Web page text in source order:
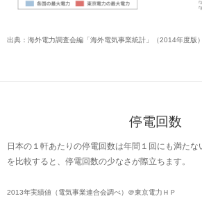
出典：海外電力調査会編「海外電気事業統計」（2014年度版）
停電回数
日本の１軒あたりの停電回数は年間１回にも満たな
を比較すると、停電回数の少なさが際立ちます。
2013年実績値（電気事業連合会調べ）＠東京電力ＨＰ